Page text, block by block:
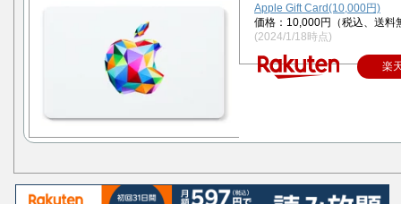
Apple Gift Card(10,000円)
価格：10,000円（税込、送料
(2024/1/18時点)
楽